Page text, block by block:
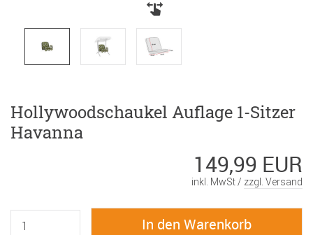
Hollywoodschaukel Auflage 1-Sitzer
Havanna
149,99 EUR
inkl. MwSt / zzgl. Versand